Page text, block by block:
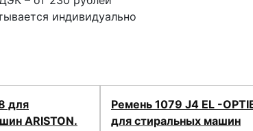
индивидуально
для
ARISTON.
Ремень 1079 J4 EL -
для стиральных машин